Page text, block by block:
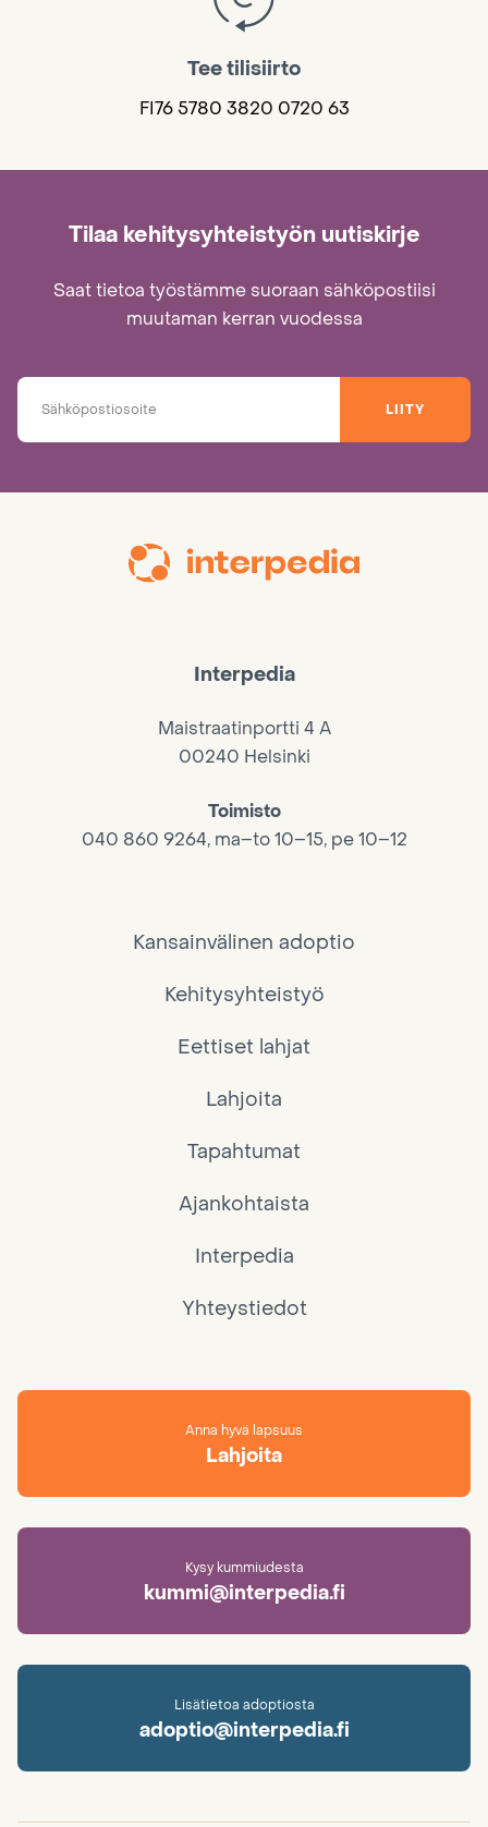
Tee tilisiirto
FI76 5780 3820 0720 63
Tilaa kehitysyhteistyön uutiskirje
Saat tietoa työstämme suoraan sähköpostiisi
muutaman kerran vuodessa
LIITY
Interpedia
Maistraatinportti 4 A
00240 Helsinki
Toimisto
040 860 9264, ma–to 10–15, pe 10–12
Kansainvälinen adoptio
Kehitysyhteistyö
Eettiset lahjat
Lahjoita
Tapahtumat
Ajankohtaista
Interpedia
Yhteystiedot
Anna hyvä lapsuus
Lahjoita
Kysy kummiudesta
kummi@interpedia.fi
Lisätietoa adoptiosta
adoptio@interpedia.fi